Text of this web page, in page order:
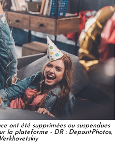
ont été supprimées ou suspendues
la plateforme - DR : DepositPhotos,